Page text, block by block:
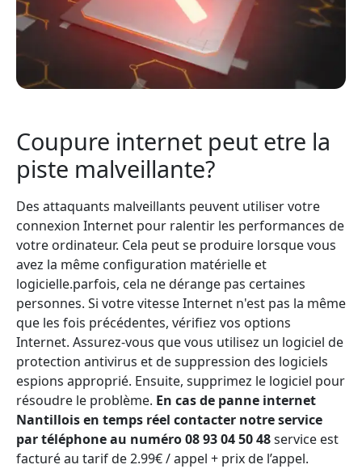
Coupure internet peut etre la
piste malveillante?
Des attaquants malveillants peuvent utiliser votre
connexion Internet pour ralentir les performances de
votre ordinateur. Cela peut se produire lorsque vous
avez la même configuration matérielle et
logicielle.parfois, cela ne dérange pas certaines
personnes. Si votre vitesse Internet n'est pas la même
que les fois précédentes, vérifiez vos options
Internet. Assurez-vous que vous utilisez un logiciel de
protection antivirus et de suppression des logiciels
espions approprié. Ensuite, supprimez le logiciel pour
résoudre le problème. En cas de panne internet
Nantillois en temps réel contacter notre service
par téléphone au numéro 08 93 04 50 48service est
facturé au tarif de 2.99€ / appel + prix de l’appel.